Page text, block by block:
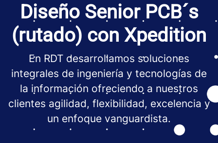
Diseño Senior PCB´s
(rutado) con Xpedition
En RDT desarrollamos soluciones
integrales de ingeniería y tecnologías de
la información ofreciendo a nuestros
clientes agilidad, flexibilidad, excelencia y
un enfoque vanguardista.